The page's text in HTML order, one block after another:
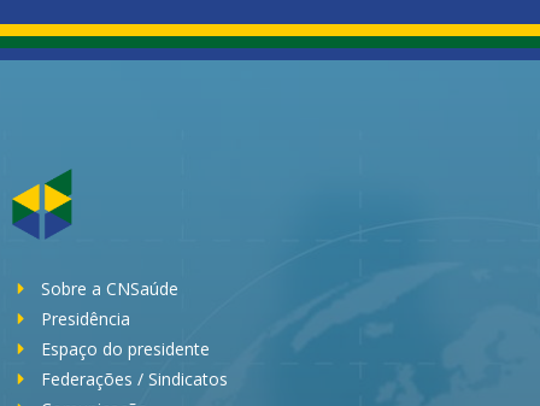
Sobre a CNSaúde
Presidência
Espaço do presidente
Federações / Sindicatos